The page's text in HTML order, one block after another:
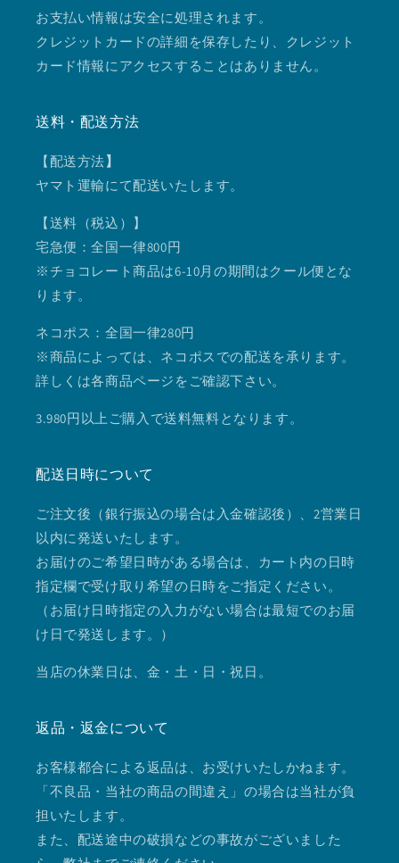
お支払い情報は安全に処理されます。
クレジットカードの詳細を保存したり、クレジット
カード情報にアクセスすることはありません。
送料・配送方法
【配送方法】
ヤマト運輸にて配送いたします。
【送料（税込）】
宅急便：全国一律800円
※チョコレート商品は6-10月の期間はクール便とな
ります。
ネコポス：全国一律280円
※商品によっては、ネコポスでの配送を承ります。
詳しくは各商品ページをご確認下さい。
3.980円以上ご購入で送料無料となります。
配送日時について
ご注文後（銀行振込の場合は入金確認後）、2営業日
以内に発送いたします。
お届けのご希望日時がある場合は、カート内の日時
指定欄で受け取り希望の日時をご指定ください。
（お届け日時指定の入力がない場合は最短でのお届
け日で発送します。）
当店の休業日は、金・土・日・祝日。
返品・返金について
お客様都合による返品は、お受けいたしかねます。
「不良品・当社の商品の間違え」の場合は当社が負
担いたします。
また、配送途中の破損などの事故がございました